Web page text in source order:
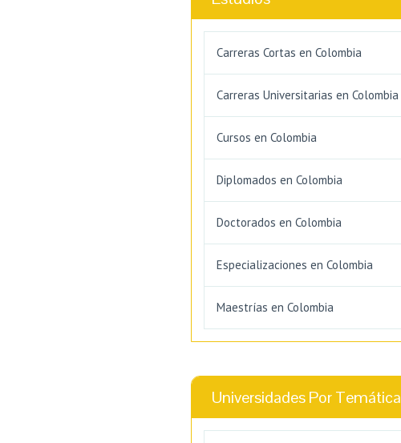
Carreras Cortas en Colombia
Carreras Universitarias en Colombia
Cursos en Colombia
Diplomados en Colombia
Doctorados en Colombia
Especializaciones en Colombia
Maestrías en Colombia
Universidades Por Temática